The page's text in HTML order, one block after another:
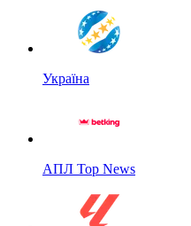
Україна
АПЛ Top News